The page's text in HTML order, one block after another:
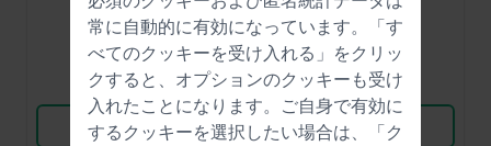
$269.-
● 在庫あり
比較
商品を見る
$303.-
● 在庫あり
比較
商品を見る
常に自動的に有効になっています。「す
べてのクッキーを受け入れる」をクリッ
クすると、オプションのクッキーも受け
入れたことになります。ご自身で有効に
するクッキーを選択したい場合は、「ク